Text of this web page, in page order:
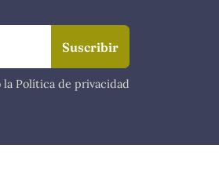
Política de privacidad